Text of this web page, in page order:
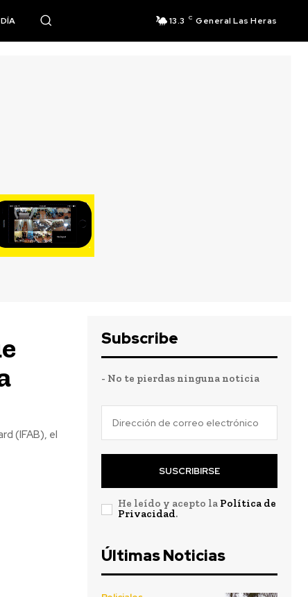
13.3 C General Las Heras
(IFAB), el
Subscribe
- No te pierdas ninguna noticia
SUSCRIBIRSE
He leído y acepto la Política de
Privacidad.
Últimas Noticias